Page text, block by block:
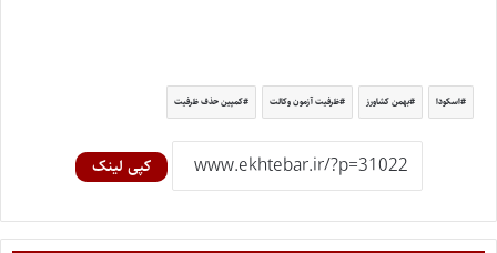
اسکودا بهمن کشاورز ظرفیت آزمون وکالت کمپین حذف ظرفیت
کپی لینک